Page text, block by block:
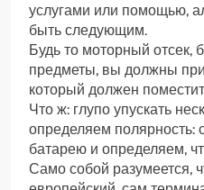
услугами или помощью,
быть следующим.
Будь то моторный отсек,
предметы, вы должны
который должен
Что ж: глупо упускать
определяем полярность:
батарею и определяем,
Само собой разумеется,